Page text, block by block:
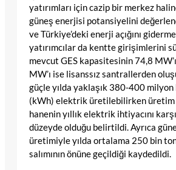
yatırımları için cazip bir merkez
güneş enerjisi potansiyelini
ve Türkiye’deki enerji açığını
yatırımcılar da kentte girişimlerini
mevcut GES kapasitesinin 74,8
MW’ı ise lisanssız santrallerden
güçle yılda yaklaşık 380-400
(kWh) elektrik üretilebilirken üretim
hanenin yıllık elektrik ihtiyacını
düzeyde olduğu belirtildi. Ayrıca
üretimiyle yılda ortalama 250 bin
salımının önüne geçildiği kaydedildi.